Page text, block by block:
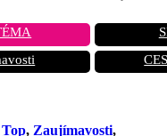
Top, Zaujímavosti,